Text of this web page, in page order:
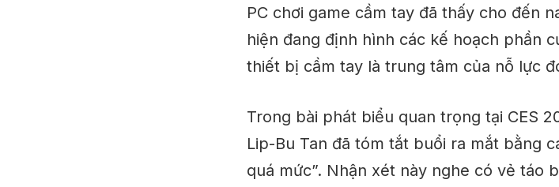
PC chơi game cầm tay đã thấy cho đến
hiện đang định hình các kế hoạch phần
thiết bị cầm tay là trung tâm của nỗ lực
Trong bài phát biểu quan trọng tại CES
Lip-Bu Tan đã tóm tắt buổi ra mắt bằng
quá mức”. Nhận xét này nghe có vẻ táo